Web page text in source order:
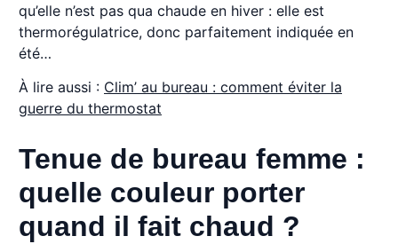
qu’elle n’est pas qua chaude en hiver : elle est
thermorégulatrice, donc parfaitement indiquée en
été…
À lire aussi : Clim’ au bureau : comment éviter la
guerre du thermostat
Tenue de bureau femme :
quelle couleur porter
quand il fait chaud ?